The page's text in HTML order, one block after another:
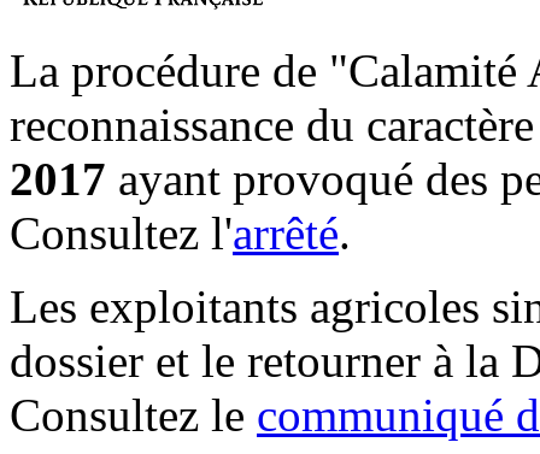
La procédure de
reconnaissance du
2017 ayant provoqué des
Consultez l'arrêté.
Les exploitants agricoles
dossier et le retourner à la
Consultez le communiqué